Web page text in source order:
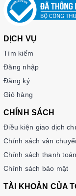
DỊCH VỤ
Tìm kiếm
Đăng nhập
Đăng ký
Giỏ hàng
CHÍNH SÁCH
Điều kiện giao dịch
Chính sách vận
Chính sách thanh toán
Chính sách bảo mật
TÀI KHOẢN CỦA